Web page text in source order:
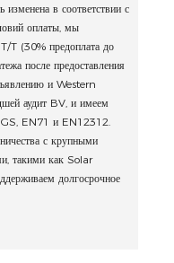
в соответствии с
оплаты, мы
(30% предоплата до
после предоставления
и Western
аудит BV, и имеем
EN71 и EN12312.
с крупными
такими как Solar
долгосрочное